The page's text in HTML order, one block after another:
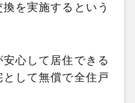
を実施するという
心して居住できる
して無償で全住戸